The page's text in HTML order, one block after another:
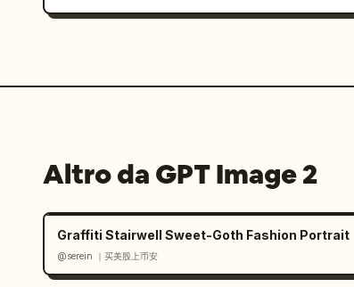
Altro da GPT Image 2
Graffiti Stairwell Sweet-Goth Fashion Portrait
@serein ｜买美股上币安